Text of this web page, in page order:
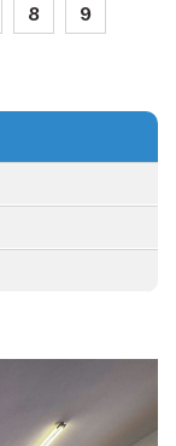
8 9